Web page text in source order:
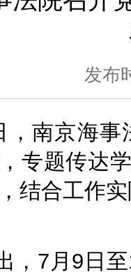
图
事法院
日，南